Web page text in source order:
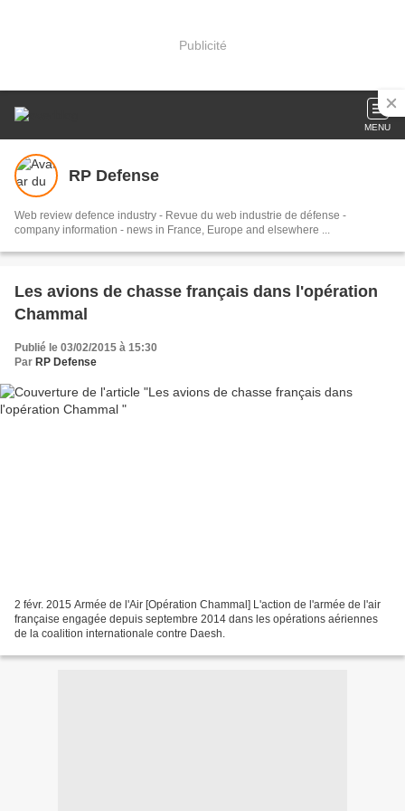
Publicité
MENU
RP Defense
Web review defence industry - Revue du web industrie de défense -
company information - news in France, Europe and elsewhere ...
Les avions de chasse français dans l'opération
Chammal
Publié le 03/02/2015 à 15:30
Par RP Defense
2 févr. 2015 Armée de l'Air [Opération Chammal] L'action de l'armée de l'air
française engagée depuis septembre 2014 dans les opérations aériennes
de la coalition internationale contre Daesh.